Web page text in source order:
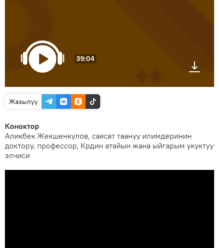
39:04
Жазылуу
Коноктор
Аликбек Жекшенкулов, саясат таануу илимдеринин
доктору, профессор, Крдин атайын жана ыйгарым укуктуу
элчиси